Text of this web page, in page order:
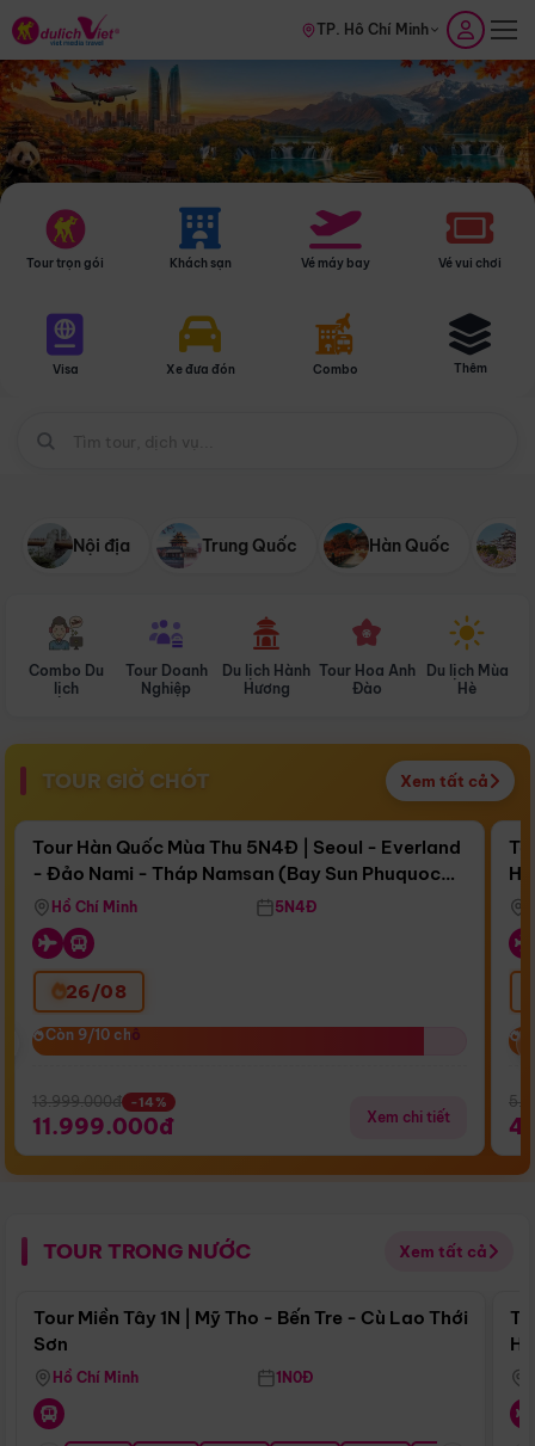
TP. Hồ Chí Minh
Tour trọn gói Khách sạn Vé máy bay Vé vui chơi
Visa Xe đưa đón Combo Thêm
Nội địa Trung Quốc Hàn Quốc
Combo Du
lịch
Tour Doanh
Nghiệp
Du lịch Hành
Hương
Tour Hoa Anh
Đào
Du lịch Mùa
Hè
TOUR GIỜ CHÓT Xem tất cả
Còn15 ngày 16:04:48
Bay Sun Phuquoc Airways
Điểm nổi bật
Tour Hàn Quốc Mùa Thu 5N4Đ | Seoul - Everland
- Đảo Nami - Tháp Namsan (Bay Sun Phuquoc
Airways)
Hồ Chí Minh 5N4Đ
26/08
Còn 9/10 chỗ
Còn 9/10 chỗ
13.999.000đ -14%
11.999.000đ Xem chi tiết
TOUR TRONG NƯỚC Xem tất cả
Điểm nổi bật
Tour Miền Tây 1N | Mỹ Tho - Bến Tre - Cù Lao Thới
Sơn
Hồ Chí Minh 1N0Đ